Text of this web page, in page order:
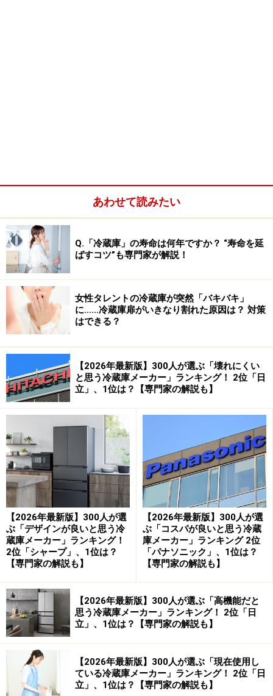
あわせて読みたい
Q.「冷蔵庫」の寿命は何年ですか？ “寿命を延
ばすコツ”も専門家が解説！
女性タレントの冷蔵庫が突然「バキバキ」
に……冷蔵庫扉がいきなり割れた原因は？ 対策
はできる？
【2026年最新版】300人が選ぶ「壊れにくい
と思う冷蔵庫メーカー」ランキング！ 2位「日
立」、1位は？【専門家の解説も】
【2026年最新版】300人が選
ぶ「デザインが良いと思う冷
蔵庫メーカー」ランキング！
2位「シャープ」、1位は？
【専門家の解説も】
【2026年最新版】300人が選
ぶ「コスパが良いと思う冷蔵
庫メーカー」ランキング 2位
「パナソニック」、1位は？
【専門家の解説も】
【2026年最新版】300人が選ぶ「高機能だと
思う冷蔵庫メーカー」ランキング！ 2位「日
立」、1位は？【専門家の解説も】
【2026年最新版】300人が選ぶ「現在使用し
ている冷蔵庫メーカー」ランキング！ 2位「日
立」、1位は？【専門家の解説も】